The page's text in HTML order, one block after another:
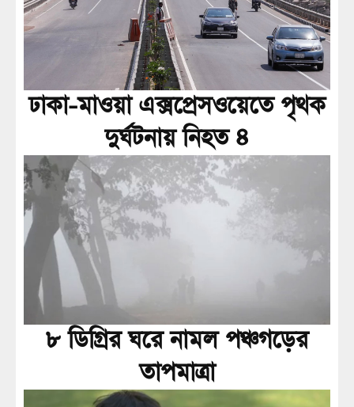
ঢাকা-মাওয়া এক্সপ্রেসওয়েতে পৃথক
দুর্ঘটনায় নিহত ৪
৮ ডিগ্রির ঘরে নামল পঞ্চগড়ের
তাপমাত্রা